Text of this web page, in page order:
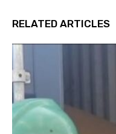
RELATED ARTICLES